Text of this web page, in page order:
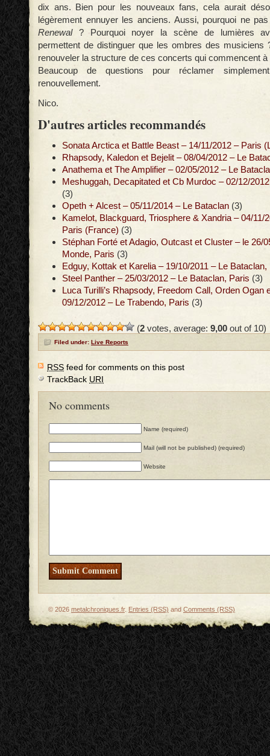
dix ans. Bien pour les nouveaux fans, cela aurait
légèrement ennuyer les anciens. Aussi, pourquoi ne
Renewal? Pourquoi noyer la scène de lumières
permettent de distinguer que les ombres des musiciens
renouveler la structure de ces concerts qui commencent
Beaucoup de questions pour réclamer
renouvellement.
Nico.
D'autres articles recommandés
Sonata Arctica et Battle Beast – 14/11/2012 – Paris
Rhapsody, Kaledon et Bejelit – 08/04/2012 – Le
Anathema et The Amplifier – 02/05/2012 – Le
Meshuggah, Decapitated et Cb Murdoc – 02/12/
(3)
Opeth + Alcest – 05/11/2014 – Le Bataclan (3)
Kamelot, Blackguard, Triosphere & Xandria – 04/11/
Paris (France) (3)
Stéphan Forté et Adagio, Outcast et Cluster – le 26/
Monde, Paris (3)
Edguy, Kottak et Karelia – 19/10/2011 – Le Bataclan,
Steel Panther – 25/03/2012 – Le Bataclan, Paris (3)
Luca Turilli’s Rhapsody, Freedom Call, Orden Ogan
09/12/2012 – Le Trabendo, Paris (3)
(2 votes, average: 9,00 out of 10)
Filed under: Live Reports
RSS feed for comments on this post
TrackBack URI
No comments
Name (required)
Mail (will not be published) (required)
Website
© 2026 metalchroniques.fr. Entries (RSS) and Comments (RSS)